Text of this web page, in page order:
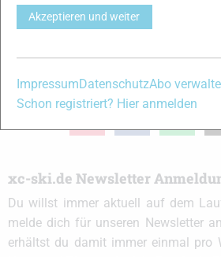
Partner
xc-ski.de in Social Media
instagramfacebookspotify
xc-ski.de Newsletter
Du willst immer aktuell auf dem
melde dich für unseren Newsletter
erhältst du damit immer einmal pro
Akzeptieren und weiter
ImpressumDatenschutzAbo
Schon registriert? Hier anmelden